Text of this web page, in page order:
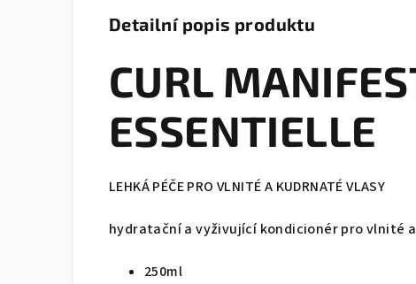
Detailní popis produktu
CURL
ESSENTIELLE
LEHKÁ PÉČE PRO VLNITÉ A KUDRNATÉ VLASY
hydratační a vyživující kondicionér pro vlnité
250ml